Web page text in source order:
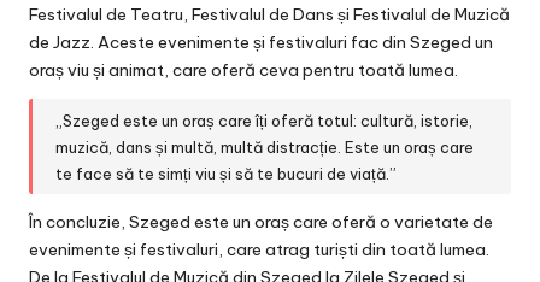
Festivalul de Teatru, Festivalul de Dans și Festivalul de Muzică
de Jazz. Aceste evenimente și festivaluri fac din Szeged un
oraș viu și animat, care oferă ceva pentru toată lumea.
„Szeged este un oraș care îți oferă totul: cultură, istorie,
muzică, dans și multă, multă distracție. Este un oraș care
te face să te simți viu și să te bucuri de viață.”
În concluzie, Szeged este un oraș care oferă o varietate de
evenimente și festivaluri, care atrag turiști din toată lumea.
De la Festivalul de Muzică din Szeged la Zilele Szeged și